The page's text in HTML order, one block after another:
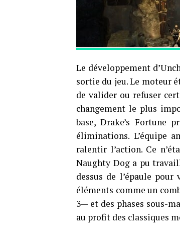
Le développement
sortie du jeu. Le moteur
de valider ou refuser
changement le plus
base, Drake’s Fortune
éliminations. L’équipe
ralentir l’action. Ce
Naughty Dog a pu
dessus de l’épaule
éléments comme un
3— et des phases sous-
au profit des classiques